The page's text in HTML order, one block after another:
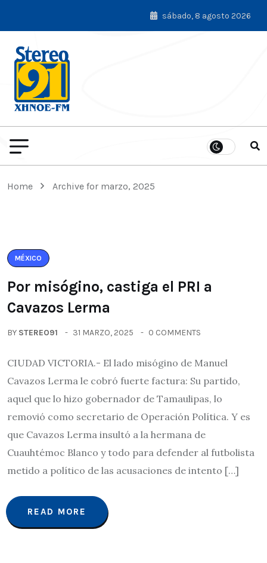
sábado, 8 agosto 2026
Home Archive for marzo, 2025
MÉXICO
Por misógino, castiga el PRI a
Cavazos Lerma
BY STEREO91 31 MARZO, 2025 0 COMMENTS
CIUDAD VICTORIA.- El lado misógino de Manuel
Cavazos Lerma le cobró fuerte factura: Su partido,
aquel que lo hizo gobernador de Tamaulipas, lo
removió como secretario de Operación Política. Y es
que Cavazos Lerma insultó a la hermana de
Cuauhtémoc Blanco y todo para defender al futbolista
metido a político de las acusaciones de intento […]
READ MORE